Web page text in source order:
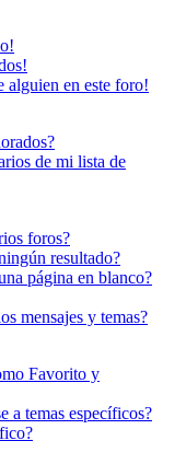
alguien en este foro!
de mi lista de
foros?
resultado?
página en blanco?
mensajes y temas?
Favorito y
a temas específicos?